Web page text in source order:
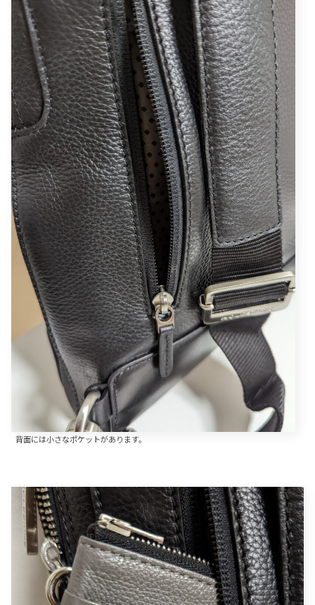
背面には小さなポケットがあります。